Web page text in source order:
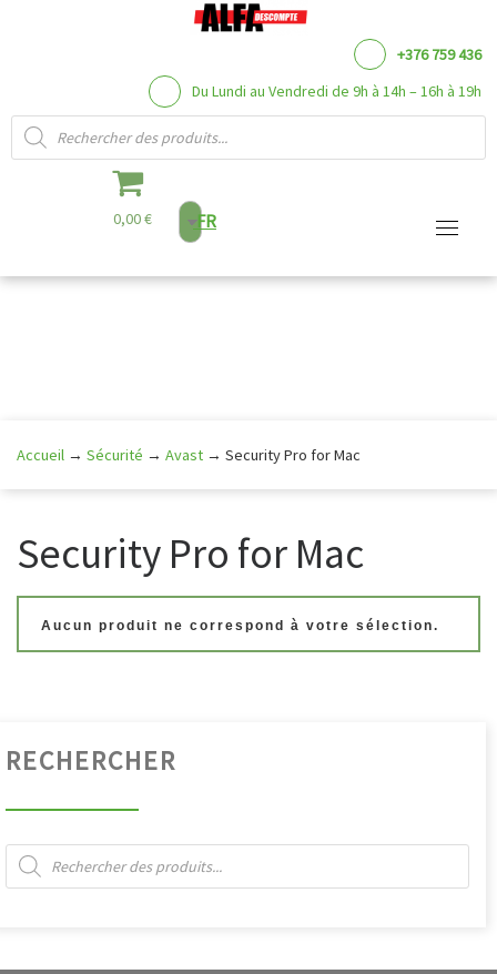
contenu
+376 759 436
Du Lundi au Vendredi de 9h à 14h – 16h à 19h
Recherche de produits
0,00 € FR
Accueil → Sécurité → Avast → Security Pro for Mac
Security Pro for Mac
Aucun produit ne correspond à votre sélection.
RECHERCHER
Recherche de produits